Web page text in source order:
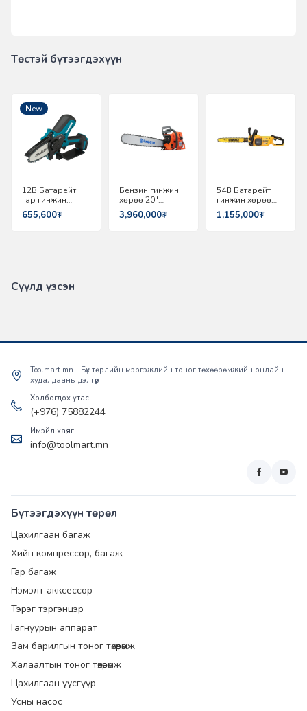
Төстэй бүтээгдэхүүн
New
12В Батарейт
гар гинжин
хөрөө 100мм
Makita UC100DZ
655,600₮
Бензин гинжин
хөрөө 20"
Husqvarna 395
XP
3,960,000₮
54В Батарейт
гинжин хөрөө
45см Dewalt
DCMCS574N-XJ
1,155,000₮
Сүүлд үзсэн
Toolmart.mn - Бүх төрлийн мэргэжлийн тоног төхөөрөмжийн онлайн
худалдааны дэлгүүр
Холбогдох утас
(+976) 75882244
Имэйл хаяг
info@toolmart.mn
Бүтээгдэхүүн төрөл
Цахилгаан багаж
Хийн компрессор, багаж
Гар багаж
Нэмэлт акксессор
Тэрэг тэргэнцэр
Гагнуурын аппарат
Зам барилгын тоног төхөөрөмж
Халаалтын тоног төхөөрөмж
Цахилгаан үүсгүүр
Усны насос